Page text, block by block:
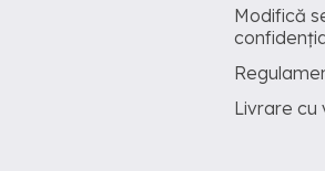
Modifică
Livrare cu